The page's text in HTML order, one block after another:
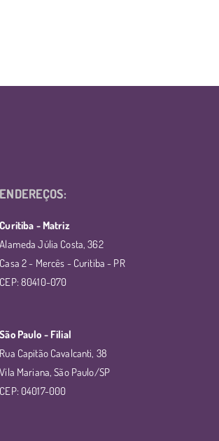
ENDEREÇOS:
Curitiba - Matriz
Alameda Júlia Costa, 362
Casa 2 - Mercês - Curitiba - PR
CEP: 80410-070
São Paulo - Filial
Rua Capitão Cavalcanti, 38
Vila Mariana, São Paulo/SP
CEP: 04017-000